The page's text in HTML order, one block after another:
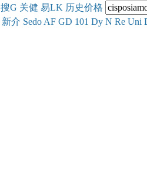
搜G 关健 易LK 历史价格
新介 Sedo AF GD 101 Dy N Re Uni